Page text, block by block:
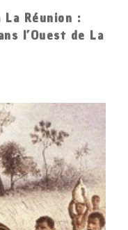
Réunion :
l’Ouest de La